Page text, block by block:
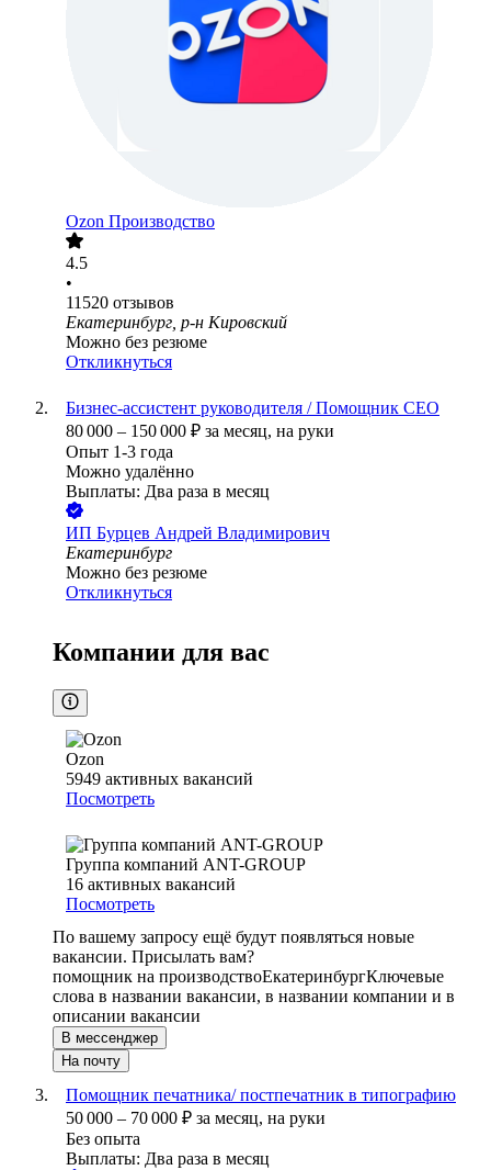
Ozon Производство
4.5
•
11520 отзывов
Екатеринбург, р-н Кировский
Можно без резюме
Откликнуться
Бизнес-ассистент руководителя / Помощник СЕО
80 000 – 150 000 ₽ за месяц, на руки
Опыт 1-3 года
Можно удалённо
Выплаты: Два раза в месяц
ИП Бурцев Андрей Владимирович
Екатеринбург
Можно без резюме
Откликнуться
Компании для вас
Ozon
5949 активных вакансий
Посмотреть
Группа компаний ANT-GROUP
16 активных вакансий
Посмотреть
По вашему запросу ещё будут появляться новые
вакансии. Присылать вам?
помощник на производствоЕкатеринбургКлючевые
слова в названии вакансии, в названии компании и в
описании вакансии
В мессенджер
На почту
Помощник печатника/ постпечатник в типографию
50 000 – 70 000 ₽ за месяц, на руки
Без опыта
Выплаты: Два раза в месяц